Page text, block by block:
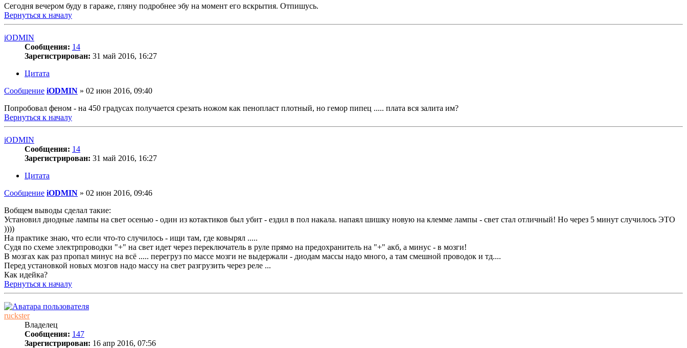
Сегодня вечером буду в гараже, гляну подробнее эбу на момент его вскрытия. Отпишусь.
Вернуться к началу
iODMIN
Сообщения: 14
Зарегистрирован: 31 май 2016, 16:27
Цитата
Сообщение iODMIN » 02 июн 2016, 09:40
Попробовал феном - на 450 градусах получается срезать ножом как пенопласт плотный, но гемор пипец ..... плата вся залита им?
Вернуться к началу
iODMIN
Сообщения: 14
Зарегистрирован: 31 май 2016, 16:27
Цитата
Сообщение iODMIN » 02 июн 2016, 09:46
Вобщем выводы сделал такие:
Установил диодные лампы на свет осенью - один из котактиков был убит - ездил в пол накала. напаял шишку новую на клемме лампы - свет стал отличный! Но через 5 минут случилось ЭТО
))))
На практике знаю, что если что-то случилось - ищи там, где ковырял .....
Судя по схеме электрпроводки "+" на свет идет через переключатель в руле прямо на предохранитель на "+" акб, а минус - в мозги!
В мозгах как раз пропал минус на всё ..... перегруз по массе мозги не выдержали - диодам массы надо много, а там смешной проводок и тд....
Перед установкой новых мозгов надо массу на свет разгрузить через реле ...
Как идейка?
Вернуться к началу
ruckster
Владелец
Сообщения: 147
Зарегистрирован: 16 апр 2016, 07:56